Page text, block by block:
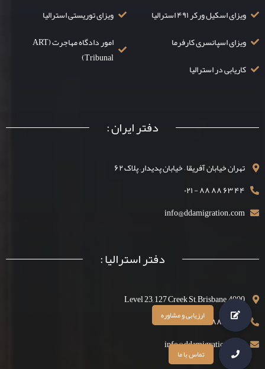
ویزای اسکیل ورکر ۴۹۱ استرالیا
ویزای اسپانسری کارفرما
کاریابی در استرالیا
ویزای توریستی استرالیا
امور دادگاه مهاجرت (ART
Tribunal)
دفتر ایران :
تهران خیابان آفریقا – خیابان پدیدار– پلاک ۶۲
۴۴ ۶۳ ۸۸ ۸۸ - ۰۲۱
info@ddamigration.com
دفتر استرالیا :
Level 23, 127 Creek St, Brisbane, 4000
۴۴ ۶۳ ۸۸ ۱۳۰۰
info@ddamigration.com